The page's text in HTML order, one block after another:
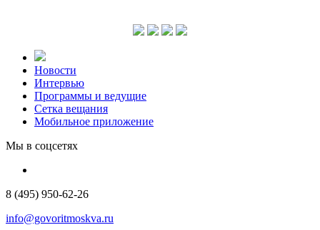
Новости
Интервью
Программы и ведущие
Сетка вещания
Мобильное приложение
Мы в соцсетях
8 (495) 950-62-26
info@govoritmoskva.ru